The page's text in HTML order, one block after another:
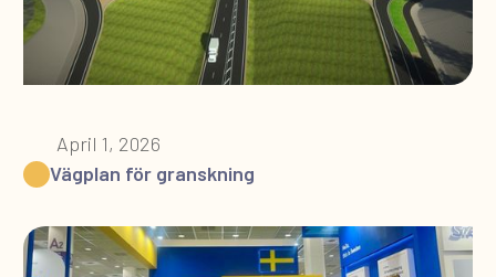
April 1, 2026
Vägplan för granskning